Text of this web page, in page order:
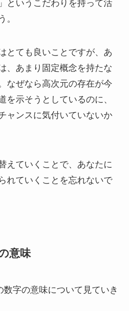
というこだわりを持って活
。
とても良いことですが、あ
、あまり固定概念を持たな
なぜなら高次元の存在が今
を示そうとしているのに、
ャンスに気付いていないか
えていくことで、あなたに
れていくことを忘れないで
意味
数字の意味について見ていき